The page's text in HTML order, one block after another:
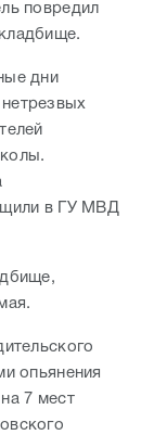
повредил
дни
в ГУ МВД
опьянения
7 мест